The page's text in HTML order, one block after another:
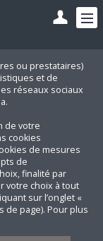
ou prestataires)
et de
réseaux sociaux
de votre
cookies
de mesures
de
finalité par
votre choix à tout
sur l’onglet «
de page). Pour plus